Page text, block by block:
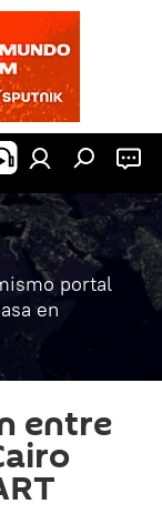
portal
en
entre